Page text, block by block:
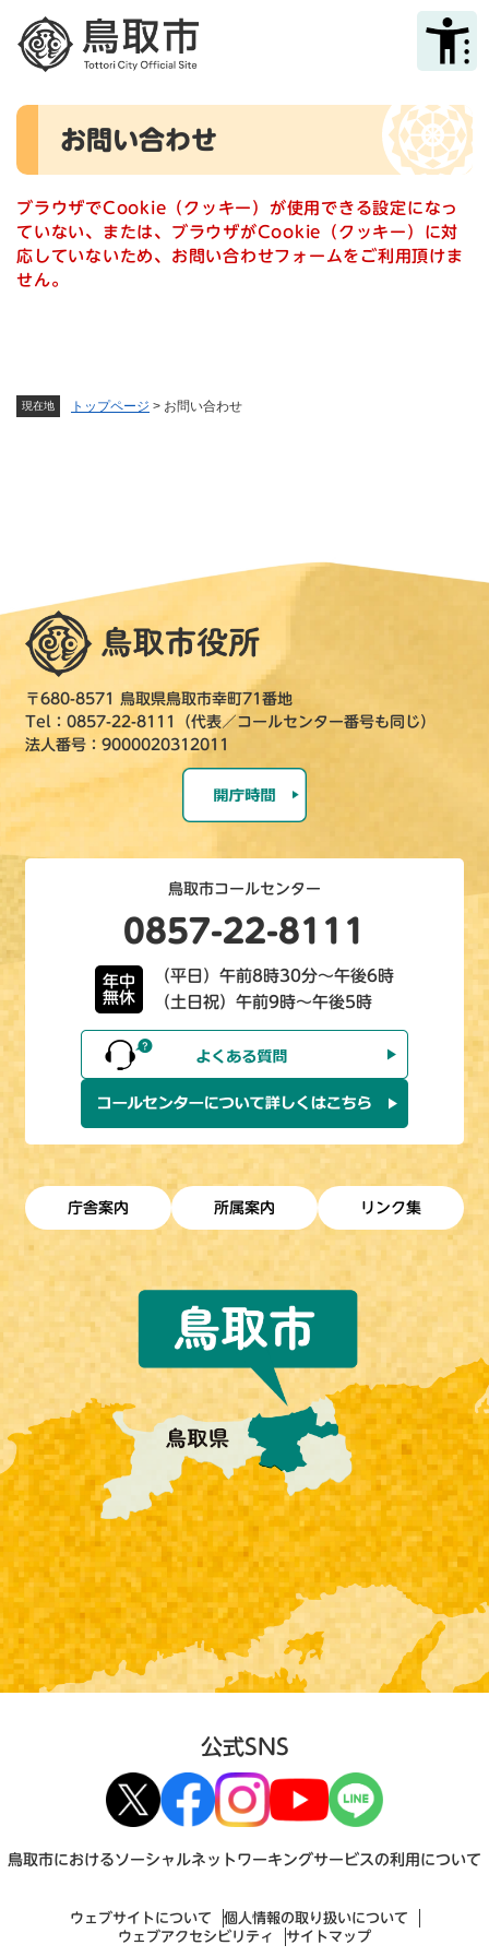
メニューを飛ばして本文へ
現在地 トップページ > お問い合わせ
本
お問い合わせ
ブラウザでCookie（クッキー）が使用できる設定になっ
ていない、または、ブラウザがCookie（クッキー）に対
応していないため、お問い合わせフォームをご利用頂けま
せん。
〒680-8571 鳥取県鳥取市幸町71番地
Tel：0857-22-8111（代表／コールセンター番号も同じ）
法人番号：9000020312011
鳥取市コールセンター
0857-22-8111
年中
無休
（平日）午前8時30分～午後6時
（土日祝）午前9時～午後5時
庁舎案内 所属案内 リンク集
公式SNS
鳥取市におけるソーシャルネットワーキングサービスの利用について
ウェブサイトについて
個人情報の取り扱いについて
ウェブアクセシビリティ
サイトマップ